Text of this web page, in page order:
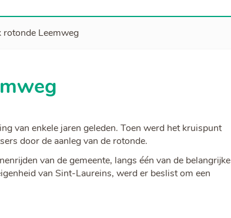
rotonde Leemweg
van enkele jaren geleden. Toen werd het kruispunt
door de aanleg van de rotonde.
van de gemeente, langs één van de belangrijke
van Sint-Laureins, werd er beslist om een